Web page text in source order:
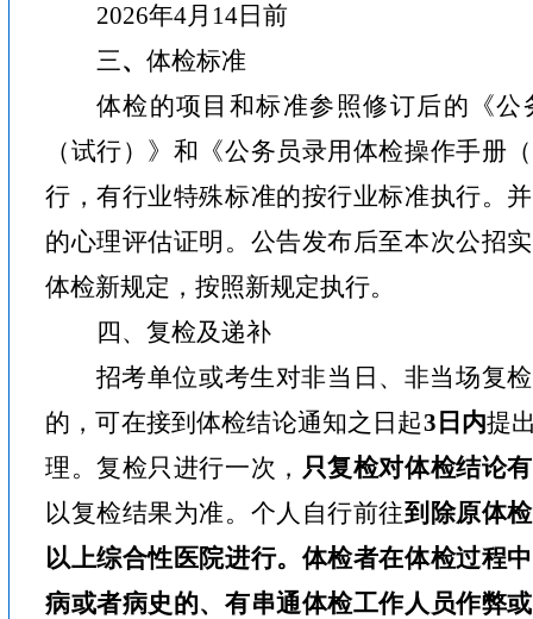
2026年4月 14日前
三、 体检标准
体检的项目和标准参照修订后的《
（试行）》和《公务员录用体检操作手册
行，有行业特殊标准的按行业标准执行。
的心理评估证明。公告发布后至本次公招
体检新规定，按照新规定执行。
四、复检及递补
招考单位或考生对非当日、非当场复
的，可在接到体检结论通知之日起3 日内提
理。复检只进行一次， 只复检对体检结论
以复检结果为准。个人自行前往到除原体
以上综合性医院进行。体检者在体检过程
病或者病史的、有串通体检工作人员作弊